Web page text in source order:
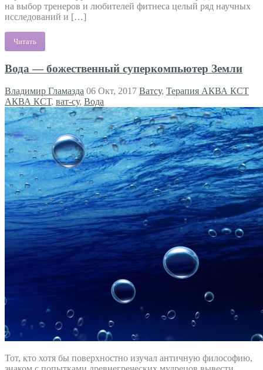
на выбор тренеров и любителей фитнеса целый ряд научных
исследований и […]
Читать
Вода — божественный суперкомпьютер Земли
Владимир Гламазда 06 Окт, 2017 Ватсу, Терапия АКВА КСТ
АКВА КСТ, ват-су, Вода
Тот, кто хотя бы поверхностно изучал античную философию,